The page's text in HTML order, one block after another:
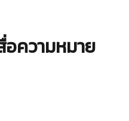
อความหมาย